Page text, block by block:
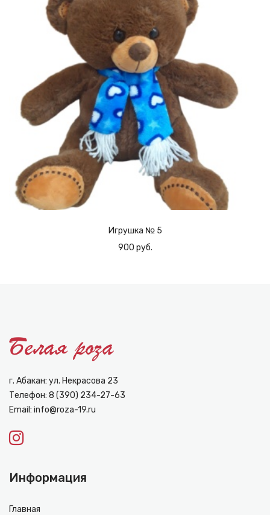
Игрушка № 5
900 руб.
г. Абакан: ул. Некрасова 23
Телефон: 8 (390) 234-27-63
Email: info@roza-19.ru
Информация
Главная